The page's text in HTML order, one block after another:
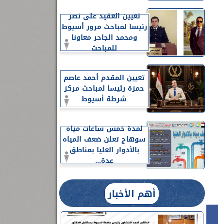
تعيين العقيد على نصر
رئيسا لمباحث مرور أسيوط
ومحمد الجاحر معاونا
للمباحث
تعيين المقدم أحمد عاصم
حمزة رئيسا لمباحث مركز
شرطة أسيوط
لمدة خمس ساعات مياه
سوهاج تعلن ضعف المياه
بالأدوار العليا بمناطق
عدة...
أهم الأخبار